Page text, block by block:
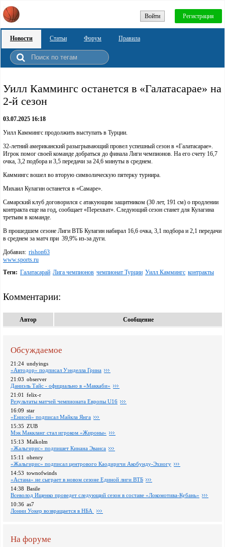
Войти Регистрация
Новости Статьи Форум Правила
Уилл Каммингс останется в «Галатасарае» на
2-й сезон
03.07.2025 16:18
Уилл Каммингс продолжить выступать в Турции.
32-летний американский разыгрывающий провел успешный сезон в «Галатасарае».
Игрок помог своей команде добраться до финала Лиги чемпионов. На его счету 16,7
очка, 3,2 подбора и 3,5 передачи за 24,6 минуты в среднем.
Каммингс вошел во вторую символическую пятерку турнира.
Михаил Кулагин останется в «Самаре».
Самарский клуб договорился с атакующим защитником (30 лет, 191 см) о продлении
контракта еще на год, сообщает «Перехват». Следующий сезон станет для Кулагина
третьим в команде.
В прошедшем сезоне Лиги ВТБ Кулагин набирал 16,6 очка, 3,1 подбора и 2,1 передачи
в среднем за матч при 39,9% из-за дуги.
Добавил: rishon63
www.sports.ru
Теги: Галатасарай Лига чемпионов чемпионат Турции Уилл Каммингс контракты
Комментарии:
Автор Сообщение
Обсуждаемое
21:24 undyings
«Автодор» подписал Уэнделла Грина
21:03 observer
Даниэль Тайс - официально в «Маккаби»
21:01 felix-r
Pезультаты матчей чемпионата Европы U16
16:09 star
«Енисей» подписал Майкла Янга
15:35 ZUB
Мэк Маккланг стал игроком «Жироны»
15:13 Malkolm
«Жальгирис» подпишет Кинана Эванса
15:11 ohenry
«Жальгирис» подписал центрового Каодиричи Акобунду-Эхиогу
14:53 townofwinds
«Астана» не сыграет в новом сезоне Единой лиги ВТБ
14:38 Basile
Всеволод Ищенко проведет следующий сезон в составе «Локомотива-Кубань»
10:36 as7
Лонни Уокер возвращается в НБА
На форуме